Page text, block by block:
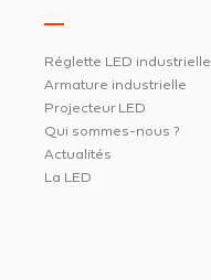
Réglette LED industrielle
Armature industrielle
Projecteur LED
Qui sommes-nous ?
Actualités
La LED